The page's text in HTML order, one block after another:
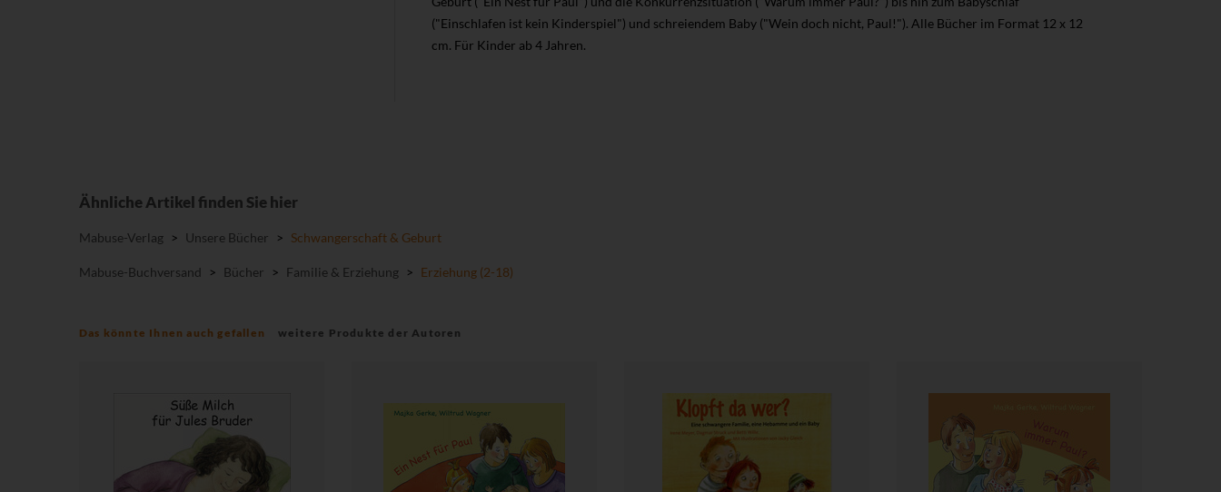
("Einschlafen ist kein Kinderspiel") und schreiendem Baby ("Wein doch nicht, Paul!"). Alle Bücher im Format 12 x 12
cm. Für Kinder ab 4 Jahren.
Ähnliche Artikel finden Sie hier
Mabuse-Verlag > Unsere Bücher > Schwangerschaft & Geburt
Mabuse-Buchversand > Bücher > Familie & Erziehung > Erziehung (2-18)
Das könnte Ihnen auch gefallen weitere Produkte der Autoren